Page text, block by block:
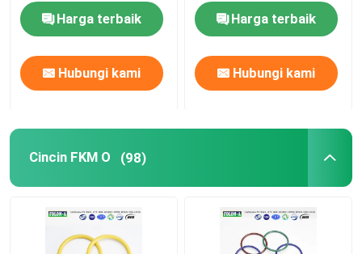
Harga terbaik
Hubungi kami
Harga terbaik
Hubungi kami
Cincin FKM O (98)